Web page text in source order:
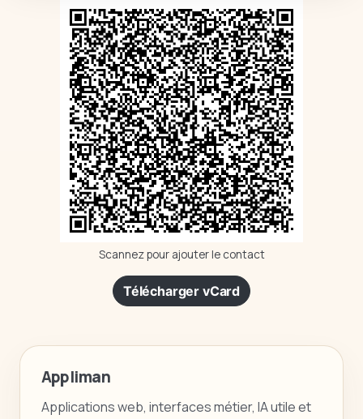
Scannez pour ajouter le contact
Télécharger vCard
Appliman
Applications web, interfaces métier, IA utile et